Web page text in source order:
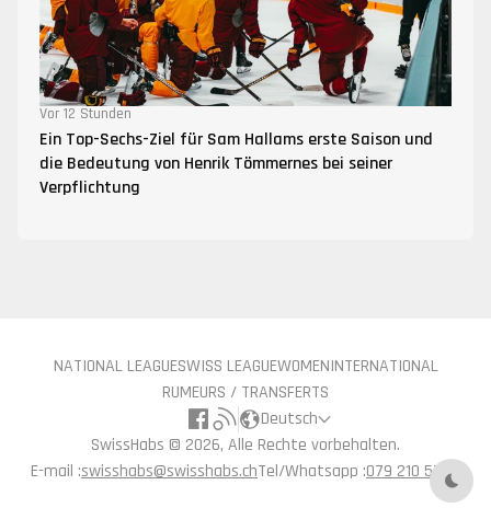
Vor 12 Stunden
Ein Top-Sechs-Ziel für Sam Hallams erste Saison und
die Bedeutung von Henrik Tömmernes bei seiner
Verpflichtung
NATIONAL LEAGUESWISS LEAGUEWOMENINTERNATIONAL
RUMEURS / TRANSFERTS
Deutsch
SwissHabs © 2026, Alle Rechte vorbehalten.
E-mail :swisshabs@swisshabs.chTel/Whatsapp :079 210 57 71